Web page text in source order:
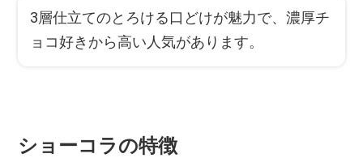
3層仕立てのとろける口どけが魅力で、濃厚チ
ョコ好きから高い人気があります。
ショーコラの特徴